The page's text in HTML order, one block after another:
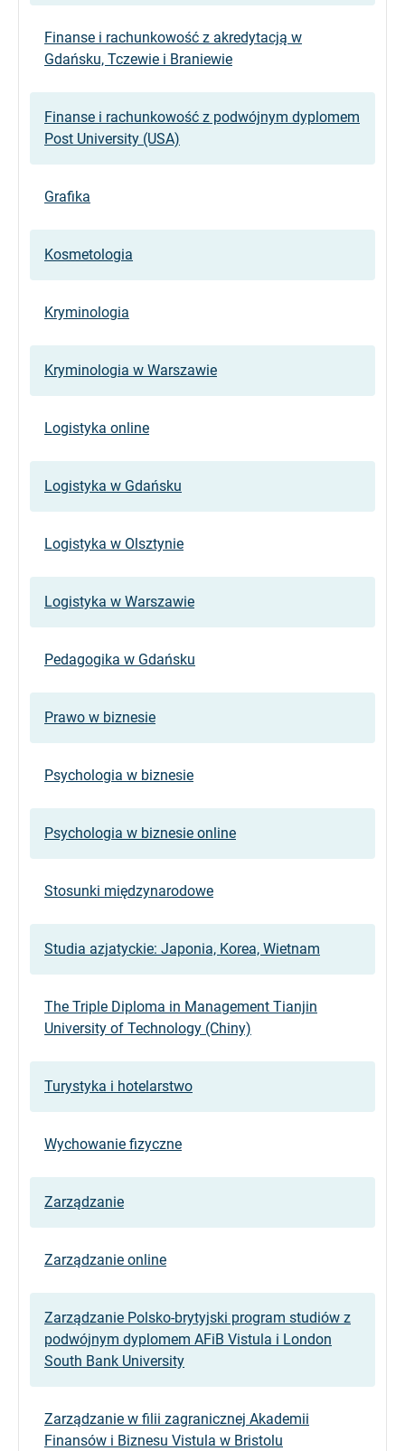
Finanse i rachunkowość z akredytacją w
Gdańsku, Tczewie i Braniewie
Finanse i rachunkowość z podwójnym dyplomem
Post University (USA)
Grafika
Kosmetologia
Kryminologia
Kryminologia w Warszawie
Logistyka online
Logistyka w Gdańsku
Logistyka w Olsztynie
Logistyka w Warszawie
Pedagogika w Gdańsku
Prawo w biznesie
Psychologia w biznesie
Psychologia w biznesie online
Stosunki międzynarodowe
Studia azjatyckie: Japonia, Korea, Wietnam
The Triple Diploma in Management Tianjin
University of Technology (Chiny)
Turystyka i hotelarstwo
Wychowanie fizyczne
Zarządzanie
Zarządzanie online
Zarządzanie Polsko-brytyjski program studiów z
podwójnym dyplomem AFiB Vistula i London
South Bank University
Zarządzanie w filii zagranicznej Akademii
Finansów i Biznesu Vistula w Bristolu